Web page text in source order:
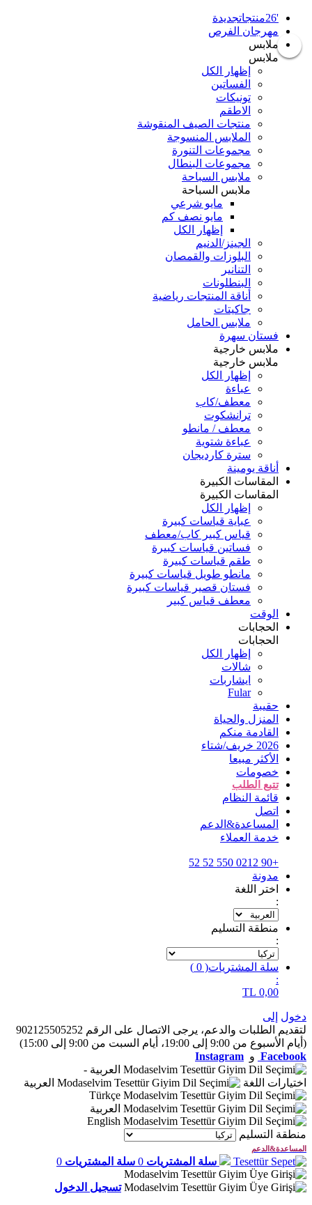
'26منتجاتجديدة
مهرجان الفرص
ملابس
ملابس
إظهار الكل
الفساتين
تونيكات
الاطقم
منتجات الصيف المنقوشة
الملابس المنسوجة
مجموعات التنورة
مجموعات البنطال
ملابس السباحة
ملابس السباحة
مايو شرعي
مايو نصف كم
إظهار الكل
الجينز/الدنيم
البلوزات والقمصان
التنانير
البنطلونات
أناقة المنتجات رياضية
جاكيتات
ملابس الحامل
فستان سهرة
ملابس خارجية
ملابس خارجية
إظهار الكل
عباءة
معطف/كاب
ترانشكوت
معطف / مانطو
عباءة شتوية
سترة كارديجان
أناقة يومينة
المقاسات الكبيرة
المقاسات الكبيرة
إظهار الكل
عباية قياسات كبيرة
قياس كبير كاب/معطف
فساتين قياسات كبيرة
طقم قياسات كبيرة
مانطو طويل قياسات كبيرة
فستان قصير قياسات كبيرة
معطف قياس كبير
الوقت
الحجابات
الحجابات
إظهار الكل
شالات
ايشاربات
Fular
حقيبة
المنزل والحياة
القادمة منكم
2026 خريف/شتاء
الأكثر مبيعا
خصومات
تتبع الطلب
قائمة النظام
اتصل
المساعدة&الدعم
خدمة العملاء
+90 0212 550 52 52
مدونة
اختر اللغة
:
منطقة التسليم
:
سلة المشتريات(
0
)
:
0,00
دخول إلى
لتقديم الطلبات والدعم، يرجى الاتصال على الرقم 902125505252
(أيام الأسبوع من 9:00 إلى 19:00، أيام السبت من 9:00 إلى 15:00)
Facebook و Instagram
العربية -
اختيارات اللغة
العربية
العربية
منطقة التسليم
المساعدة&الدعم
سلة المشتريات 0 سلة المشتريات 0
تسجيل الدخول